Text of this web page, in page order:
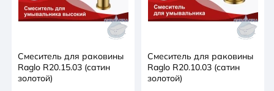
Смеситель для раковины
Raglo R20.15.03 (сатин
золотой)
Смеситель для раковины
Raglo R20.10.03 (сатин
золотой)